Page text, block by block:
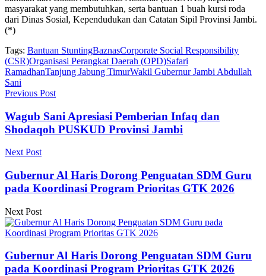
masyarakat yang membutuhkan, serta bantuan 1 buah kursi roda
dari Dinas Sosial, Kependudukan dan Catatan Sipil Provinsi Jambi.
(*)
Tags: Bantuan StuntingBaznasCorporate Social Responsibility
(CSR)Organisasi Perangkat Daerah (OPD)Safari
RamadhanTanjung Jabung TimurWakil Gubernur Jambi Abdullah
Sani
Previous Post
Wagub Sani Apresiasi Pemberian Infaq dan
Shodaqoh PUSKUD Provinsi Jambi
Next Post
Gubernur Al Haris Dorong Penguatan SDM Guru
pada Koordinasi Program Prioritas GTK 2026
Next Post
Gubernur Al Haris Dorong Penguatan SDM Guru
pada Koordinasi Program Prioritas GTK 2026